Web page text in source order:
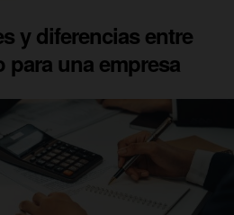
y diferencias entre
para una empresa